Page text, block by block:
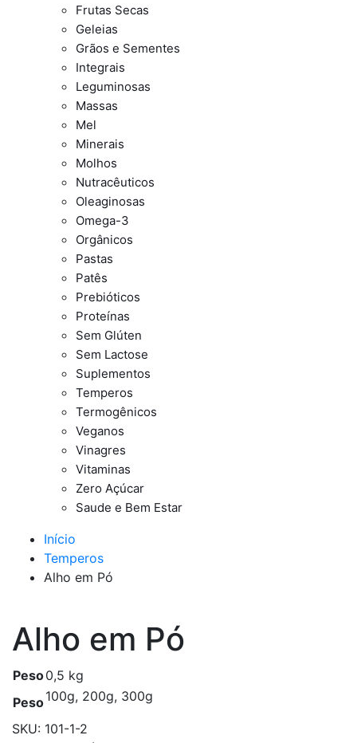
Frutas Secas
Geleias
Grãos e Sementes
Integrais
Leguminosas
Massas
Mel
Minerais
Molhos
Nutracêuticos
Oleaginosas
Omega-3
Orgânicos
Pastas
Patês
Prebióticos
Proteínas
Sem Glúten
Sem Lactose
Suplementos
Temperos
Termogênicos
Veganos
Vinagres
Vitaminas
Zero Açúcar
Saude e Bem Estar
Início
Temperos
Alho em Pó
Alho em Pó
Peso0,5 kg
Peso100g, 200g, 300g
SKU: 101-1-2